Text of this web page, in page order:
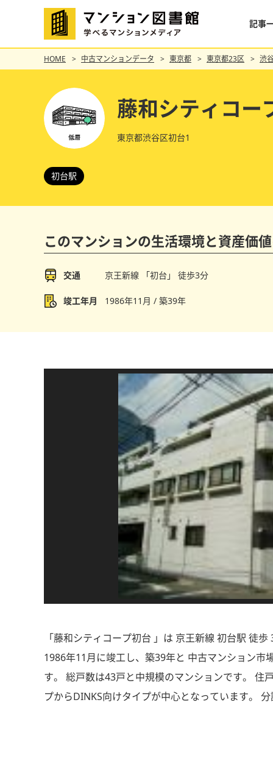
記事
HOME 中古マンションデータ 東京都 東京都23区 渋
藤和シティコー
東京都渋谷区初台1
初台駅
このマンションの生活環境と資産価
交通 京王新線 「初台」 徒歩3分
竣工年月 1986年11月 / 築39年
「藤和シティコープ初台 」は 京王新線 初台駅 徒
1986年11月に竣工し、築39年と 中古マンション
す。 総戸数は43戸と中規模のマンションです。 住
プからDINKS向けタイプが中心となっています。